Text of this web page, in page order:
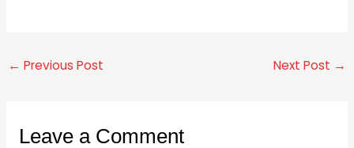
← Previous Post Next Post →
Leave a Comment